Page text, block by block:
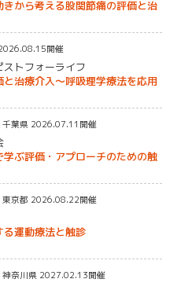
きから考える股関節痛の評価と治
開催
トフォーライフ
治療介入～呼吸理学療法を応用
千葉県 2026.07.11開催
学ぶ評価・アプローチのための触
東京都 2026.08.22開催
運動療法と触診
神奈川県 2027.02.13開催